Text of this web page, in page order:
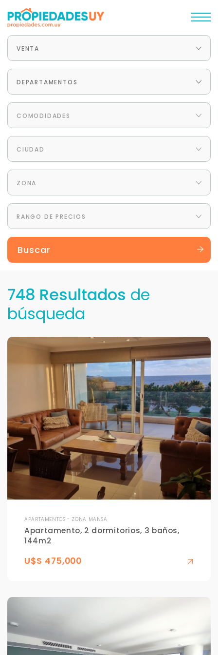
VENTA
DEPARTAMENTOS
COMODIDADES
CIUDAD
ZONA
RANGO DE PRECIOS
Buscar
748 Resultados de
búsqueda
APARTAMENTOS - ZONA MANSA
Apartamento, 2 dormitorios, 3 baños,
144m2
U$S 475,000